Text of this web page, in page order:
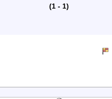
(1 - 1)